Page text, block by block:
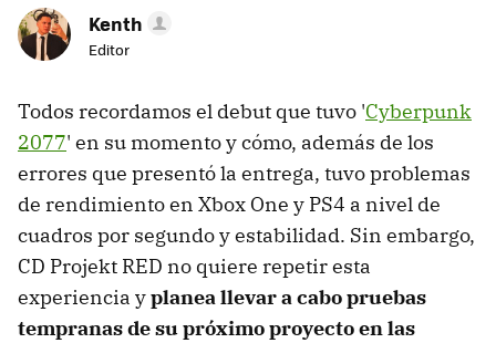
Kenth
Editor
Todos recordamos el debut que tuvo 'Cyberpunk
2077' en su momento y cómo, además de los
errores que presentó la entrega, tuvo problemas
de rendimiento en Xbox One y PS4 a nivel de
cuadros por segundo y estabilidad. Sin embargo,
CD Projekt RED no quiere repetir esta
experiencia yplanea llevar a cabo pruebas
tempranas de su próximo proyecto en las